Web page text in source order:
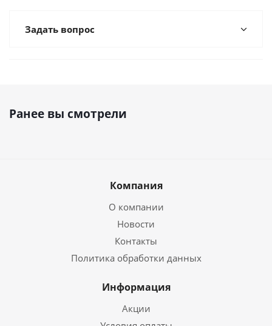
Задать вопрос
Ранее вы смотрели
Компания
О компании
Новости
Контакты
Политика обработки данных
Информация
Акции